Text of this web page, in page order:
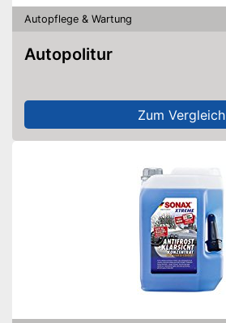
Autopflege & Wartung
Autopolitur
Zum Vergleich